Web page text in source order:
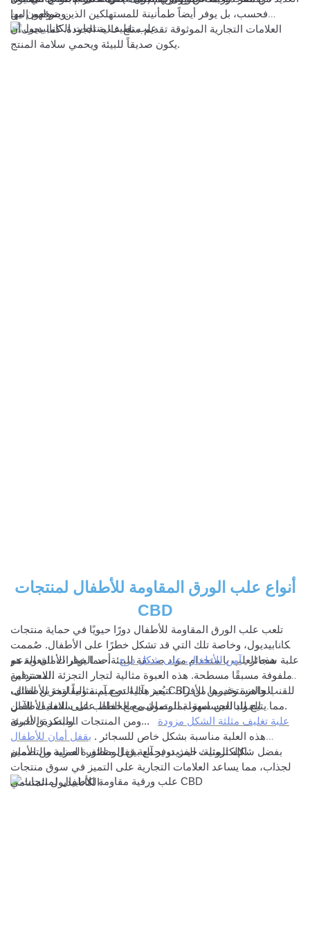
وصولهم إليها.
فحسب، بل يوفر أيضاً طمأنينة للمستهلكين الذين يتوقعون من
العلامات التجارية الموثوقة تقديم سلع عالية الجودة. كما يجب أن
يكون صديقاً للبيئة ويحمي سلامة المنتج.
أنواع علب الورق المقاومة للأطفال لمنتجات
CBD
تلعب علب الورق المقاومة للأطفال دورًا حيويًا في حماية منتجات
الكانابيديول، وخاصة تلك التي قد تشكل خطرًا على الأطفال. صُممت
هذه العلب باستخدام مواد صديقة للبيئة، مما يوفر الأمان ويدعم
الاستدامة.
أحد الخيارات الفعالة هو آمن للأطفال، على شكل درج
علبة سجائر
ملفوفة مسبقًا مسطحة. هذه العبوة مثالية لتجار التجزئة المحترفين
للقنب والمستخدمين الأفراد. تتميز بآلية درج آمنة ومقاومة للأطفال،
مما يتيح للبالغين سهولة الوصول مع الحفاظ على سلامة الأطفال.
يُعد هذا التصميم مثالياً لتخزين لفائف CBD الجاهزة وغيرها من
المواد الحساسة، بما يتماشى مع الطلب على التغليف الآمن
والصديق للبيئة.
ومن المنتجات المبتكرة الأخرى...
علبة تغليف مثلثة الشكل مزودة
بقفل أمان للأطفال . هذه العلبة مناسبة بشكل خاص للسجائر
الإلكترونية، حيث توفر آلية قفل متطورة لمزيد من الأمان.
بفضل شكله المثلث الفريد، يجمع بين الوظائف العملية والتصميم
الجذاب، مما يساعد العلامات التجارية على التميز في سوق منتجات
الكانابيديول المتنامي.